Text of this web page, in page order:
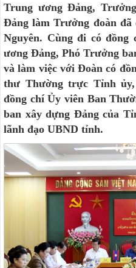
Trung ương Đảng,
Đảng làm Trưởng đoàn
Nguyên. Cùng đi có
ương Đảng, Phó Trưởng
và làm việc với Đoàn có
thư Thường trực Tỉnh
đồng chí Ủy viên Ban
ban xây dựng Đảng của
lãnh đạo UBND tỉnh.